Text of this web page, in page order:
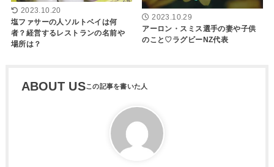
2023.10.20
塩ファサーの人ソルトベイは何
者？経営するレストランの名前や
場所は？
2023.10.29
アーロン・スミス選手の妻や子供
のこと♡ラグビーNZ代表
ABOUT US